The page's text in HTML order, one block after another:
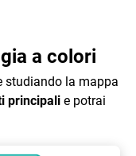
a colori
studiando la mappa
principali e potrai